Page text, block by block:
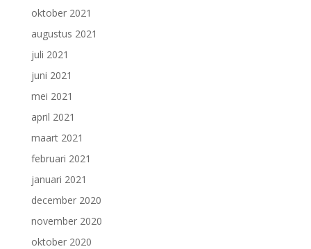
oktober 2021
augustus 2021
juli 2021
juni 2021
mei 2021
april 2021
maart 2021
februari 2021
januari 2021
december 2020
november 2020
oktober 2020